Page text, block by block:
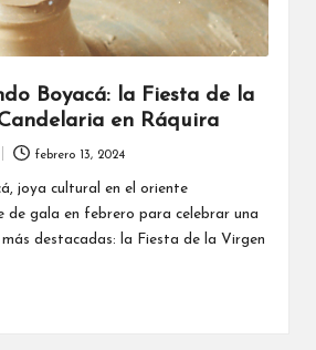
Boyacá: la Fiesta de la
en Ráquira
febrero 13, 2024
joya cultural en el oriente
de gala en febrero para celebrar una
destacadas: la Fiesta de la Virgen